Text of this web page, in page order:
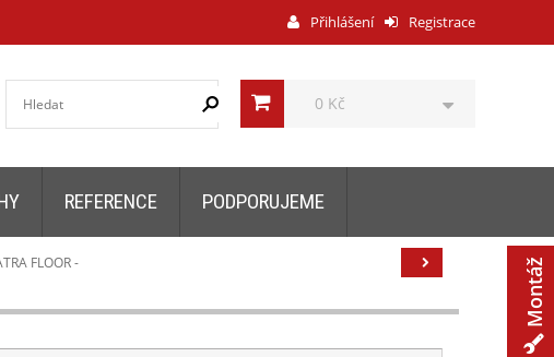
Registrace
Přihlášení
0 Kč
REFERENCE PODPORUJEME
FLOOR -
Montáž